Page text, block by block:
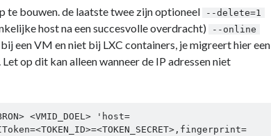
te bouwen. de laatste twee zijn optioneel --delete=1
host na een succesvolle overdracht) --online
een VM en niet bij LXC containers, je migreert hier een
op dit kan alleen wanneer de IP adressen niet
<VMID_DOEL> 'host=